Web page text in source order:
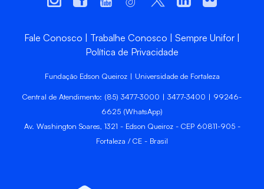
Fale Conosco Trabalhe Conosco
Sempre Unifor
Política de Privacidade
Fundação Edson Queiroz | Universidade de Fortaleza
Central de Atendimento: (85) 3477-3000 | 3477-3400 | 99246-
6625 (WhatsApp)
Av. Washington Soares, 1321 - Edson Queiroz - CEP 60811-905 -
Fortaleza / CE - Brasil